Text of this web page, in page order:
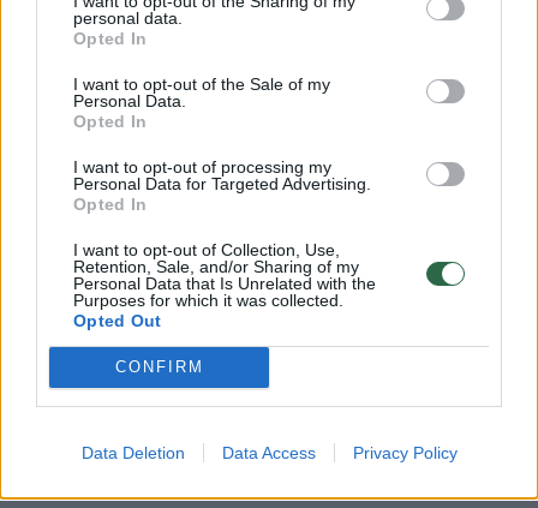
personal data.
Opted In
I want to opt-out of the Sale of my
Personal Data.
Opted In
I want to opt-out of processing my
Personal Data for Targeted Advertising.
Opted In
I want to opt-out of Collection, Use,
Retention, Sale, and/or Sharing of my
Personal Data that Is Unrelated with the
Purposes for which it was collected.
Opted Out
CONFIRM
Data Deletion Data Access Privacy Policy
Prisijungti komentatoriams